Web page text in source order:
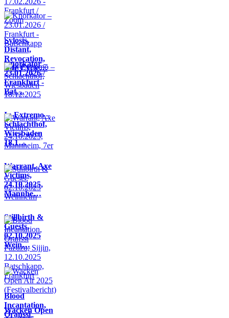
Sylosis,
Distant,
Revocation,
Life Cycle…
Knorkator –
23.01.2026 /
Frankfurt -
Bat…
In Extremo –
Schlachthof,
Wiesbaden
18.1…
Warrant, Axe
Victims,
24.10.2025,
Mannhe…
Stillbirth &
Guests,
02.10.2025
Wein…
Blood
Incantation,
Oranssi
Wacken Open